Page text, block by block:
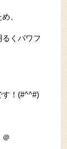
、
くパワフ
す！(#^^#)